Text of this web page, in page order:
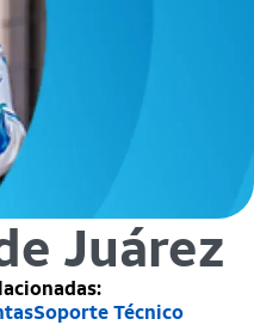
Juárez
Soporte Técnico